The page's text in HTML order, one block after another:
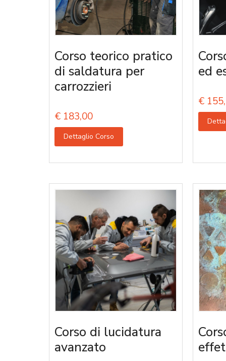
Corso teorico pratico
di saldatura per
carrozzieri
€ 183,00
Dettaglio Corso
ed
€
Corso di lucidatura
avanzato